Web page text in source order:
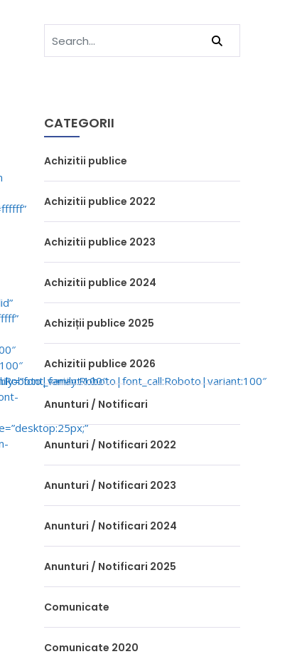
CATEGORII
Achizitii publice
Achizitii publice 2022
Achizitii publice 2023
Achizitii publice 2024
Achiziții publice 2025
Achizitii publice 2026
Anunturi / Notificari
Anunturi / Notificari 2022
Anunturi / Notificari 2023
Anunturi / Notificari 2024
Anunturi / Notificari 2025
Comunicate
Comunicate 2020